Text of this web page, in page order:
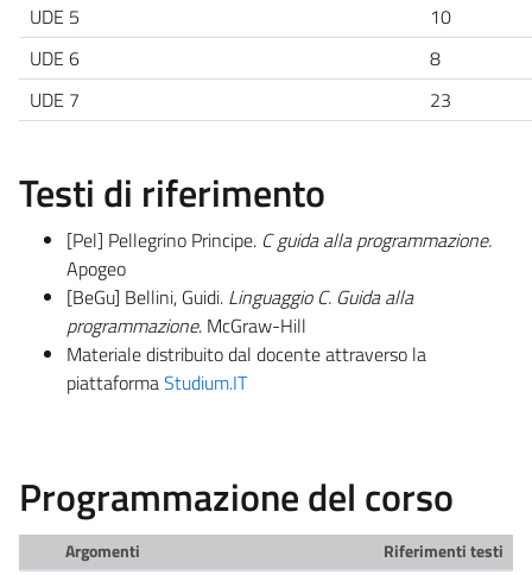
UDE 5
10
UDE 6
8
UDE 7
23
Testi di riferimento
[Pel] Pellegrino Principe. C guida alla programmazione.
Apogeo
[BeGu] Bellini, Guidi. Linguaggio C. Guida alla
programmazione. McGraw-Hill
Materiale distribuito dal docente attraverso la
piattaformaStudium.IT
Programmazione del corso
Argomenti
Riferimenti testi